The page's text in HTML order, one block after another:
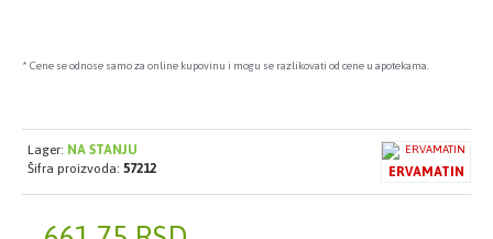
* Cene se odnose samo za online kupovinu i mogu se razlikovati od cene u apotekama.
Lager: NA STANJU
Šifra proizvoda: 57212 ERVAMATIN